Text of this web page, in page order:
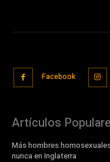
Facebook
Artículos
Más hombres
nunca en Inglaterra